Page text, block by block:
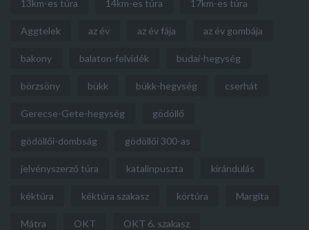
13km-es túra 14km-es túra 17km-es túra
Aggtelek az év az év fája az év gombája
bakony balaton-felvidék budai-hegység
börzsöny bükk bükk-hegység cserhát
Gerecse-Gete-hegység gödöllő
gödöllői-dombság gödöllői 300-as
jelvényszerző túra katalinpuszta kirándulás
kéktúra kéktúra szakasz körtúra Margita
Mátra OKT OKT 6. szakasz